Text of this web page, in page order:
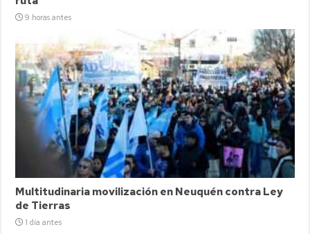
9 horas antes
Multitudinaria movilización en Neuquén contra Ley
de Tierras
1 día antes